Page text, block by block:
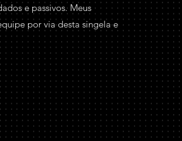
e passivos. Meus
por via desta singela e